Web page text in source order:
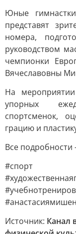
Юные
представят
номера,
руководством
чемпионки
Вячеславовны
На
упорных
спортсменок,
грацию и
Все
#спорт
Источник: Канал